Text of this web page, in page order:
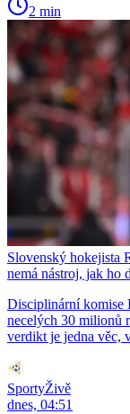
2 min
Slovenský hokejista
nemá nástroj, jak ho
Disciplinární komise
necelých 30 milionů
verdikt je jedna věc,
SportyŽivě
dnes, 04:51